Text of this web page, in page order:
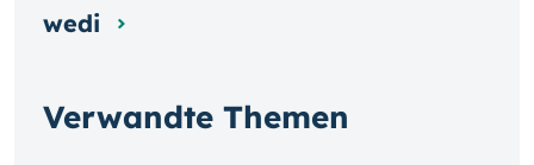
Verwandte Themen
wedi